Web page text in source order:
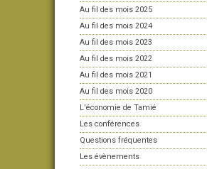
Au fil des mois 2025
Au fil des mois 2024
Au fil des mois 2023
Au fil des mois 2022
Au fil des mois 2021
Au fil des mois 2020
L'économie de Tamié
Les conférences
Questions fréquentes
Les évènements